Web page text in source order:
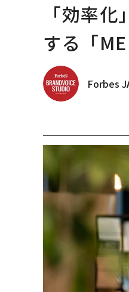
「効率
する「
Forbes